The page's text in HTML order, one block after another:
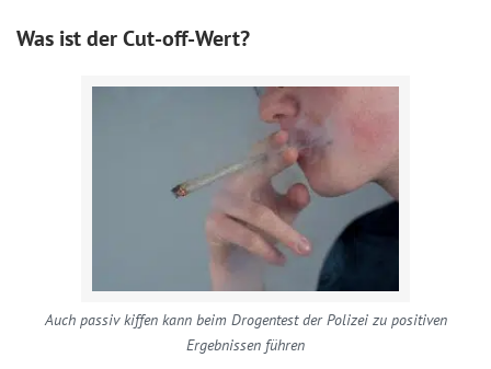
Was ist der Cut-off-Wert?
Auch passiv kiffen kann beim Drogentest der Polizei zu positiven
Ergebnissen führen